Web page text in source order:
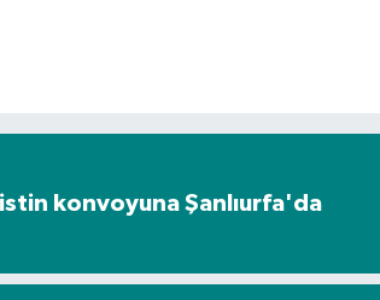
konvoyuna Şanlıurfa'da